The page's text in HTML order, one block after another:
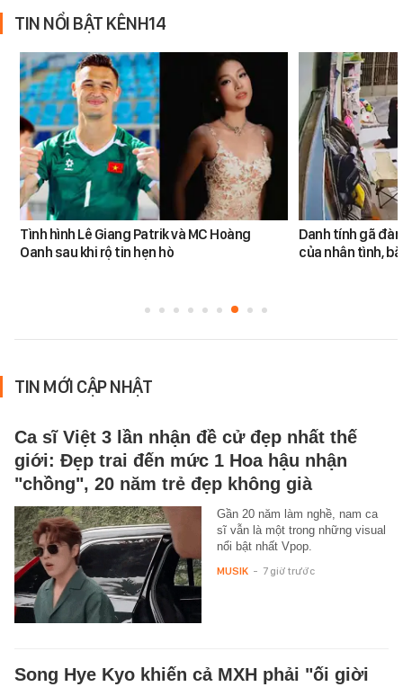
TIN NỔI BẬT KÊNH14
Tình hình Lê Giang Patrik và MC Hoàng
Oanh sau khi rộ tin hẹn hò
Danh tính gã
của nhân tình,
TIN MỚI CẬP NHẬT
Ca sĩ Việt 3 lần nhận đề cử đẹp nhất thế
giới: Đẹp trai đến mức 1 Hoa hậu nhận
"chồng", 20 năm trẻ đẹp không già
Gần 20 năm làm nghề, nam ca
sĩ vẫn là một trong những visual
nổi bật nhất Vpop.
MUSIK - 7 giờ trước
Song Hye Kyo khiến cả MXH phải "ối giời